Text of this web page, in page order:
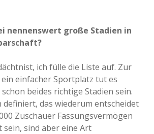
nennenswert große Stadien in
ich fülle die Liste auf. Zur
einfacher Sportplatz tut es
beides richtige Stadien sein.
definiert, das wiederum entscheidet
Zuschauer Fassungsvermögen
sein, sind aber eine Art